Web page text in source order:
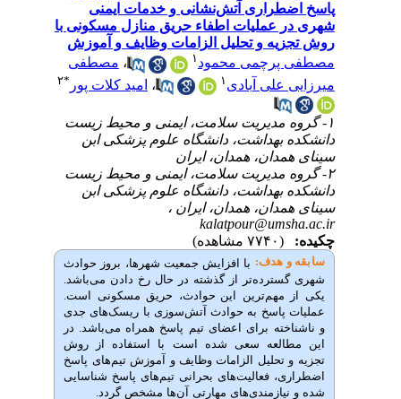
آتش‌نشانی و خدمات ایمنی
اطفاء حریق منازل مسکونی با
و تحلیل الزامات وظایف و آموزش
محمود
،مصطفی
، امید کلات پور*۲
مدیریت سلامت، ایمنی و محیط زیست
بهداشت، دانشگاه علوم پزشکی ابن
همدان، ایران
مدیریت سلامت، ایمنی و محیط زیست
بهداشت، دانشگاه علوم پزشکی ابن
همدان، ایران ،
افزایش جمعیت شهرها، بروز حوادث
گذشته در حال رخ دادن می‌باشد.
این حوادث، حریق مسکونی است.
آتشسوزی با ریسکهای جدی
اعضای تیم پاسخ همراه می‌باشد. در
شده است با استفاده از
روش
وظایف و آموزش تیمهای پاسخ
بحرانی تیمهای پاسخ شناسایی
مهارتی آن ها مشخص گردد.